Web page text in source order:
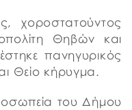
χοροστατούντος
Θηβών και
πανηγυρικός
Θείο κήρυγμα.
του Δήμου